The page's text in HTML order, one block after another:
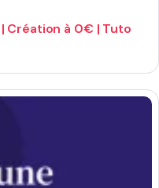
Création à 0€ | Tuto